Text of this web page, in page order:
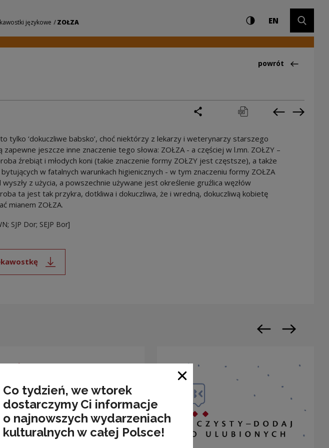
językowe ZOŁZA Ustawienia iWysoki kontrast
ENCHANGE
Powrót
powrót
podziel się
drukuj pobierz Poprzednia
tylko ‘dokuczliwe babsko’, choć niektórzy z lekarzy i weterynarzy starszego
zapewne jeszcze inne znaczenie tego słowa: ZOŁZA - a częściej w l.mn. ZOŁZY –
źrebiąt i młodych koni (takie znaczenie formy ZOŁZY jest częstsze), a także
w fatalnych warunkach higienicznych - w tym znaczeniu formy ZOŁZA
wyszły z użycia, a powszechnie używane jest określenie gruźlica węzłów
ta jest tak przykra, dotkliwa i dokuczliwa, że i wredną, dokuczliwą kobietę
mianem ZOŁZA.
SJP Dor; SEJP Bor]
Uwaga, link zostanie otwarty w nowym oknie
Poprzedni slajd
Następny
Zamknij okno
Co tydzień, we wtorek
dostarczymy Ci informacje
o najnowszych wydarzeniach
kulturalnych w całej Polsce!